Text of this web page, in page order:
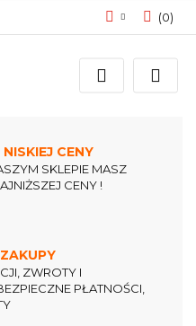
Zaloguj się
Zarejestruj się
(0)
CENY
SKLEPIE MASZ
CENY !
ZWROTY I
PŁATNOŚCI,